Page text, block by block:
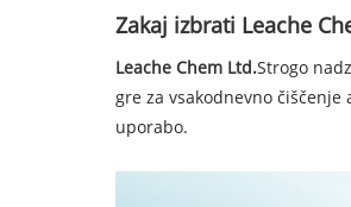
Zakaj izbrati Leache
Leache Chem Ltd.Strogo
gre za vsakodnevno
uporabo.